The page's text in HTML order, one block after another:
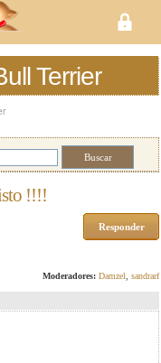
Terrier
!!!!
Responder
Moderadores: Damzel sandrarf